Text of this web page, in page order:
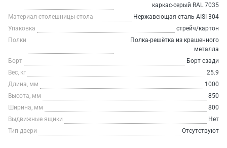
каркас-серый RAL 7035
Материал столешницы стола
Нержавеющая сталь AISI 304
Упаковка
стрейч/картон
Полки
Полка-решётка из крашенного
металла
Борт
Борт сзади
Вес, кг
25.9
Длина, мм
1000
Высота, мм
850
Ширина, мм
800
Выдвижные ящики
Нет
Тип двери
Отсутствуют